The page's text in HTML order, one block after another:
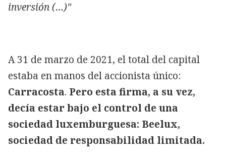
inversión (…)"
A 31 de marzo de 2021, el total del capital
estaba en manos del accionista único:
Carracosta. Pero esta firma, a su vez,
decía estar bajo el control de una
sociedad luxemburguesa: Beelux,
sociedad de responsabilidad limitada.